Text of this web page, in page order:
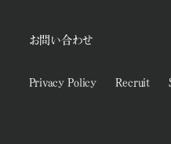
お問い合わせ
Privacy Policy Recruit